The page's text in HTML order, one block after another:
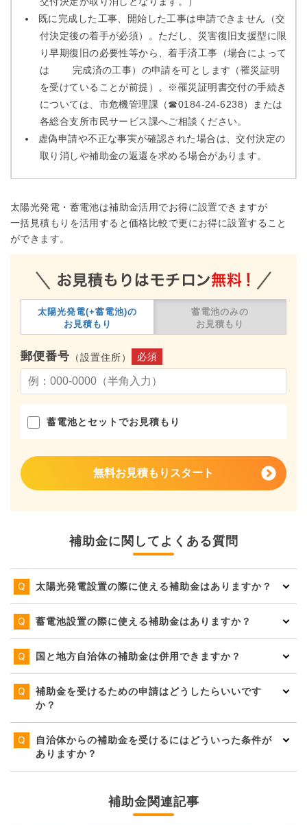
既に完成した工事、開始した工事は申請できません（交
付決定後の着手が必須）。ただし、災害復旧支援型に限
り早期復旧の必要性等から、着手済工事（場合によって
は 完成済の工事）の申請を可とします（罹災証明
を受けていることが前提）。※罹災証明書交付の手続き
については、市危機管理課（☎0184‐24‐6238）または
各総合支所市民サービス課へご相談ください。
虚偽申請や不正な事実が確認された場合は、交付決定の
取り消しや補助金の返還を求める場合があります。
太陽光発電・蓄電池は補助金活用でお得に設置できますが
一括見積もりを活用すると価格比較で更にお得に設置すること
ができます。
太陽光発電(+蓄電池)の
お見積もり
蓄電池のみの
お見積もり
郵便番号 （設置住所） 必須
蓄電池とセットでお見積もり
無料お見積もりスタート
補助金に関してよくある質問
太陽光発電設置の際に使える補助金はありますか？
蓄電池設置の際に使える補助金はありますか？
国と地方自治体の補助金は併用できますか？
補助金を受けるための申請はどうしたらいいです
か？
自治体からの補助金を受けるにはどういった条件が
ありますか？
補助金関連記事